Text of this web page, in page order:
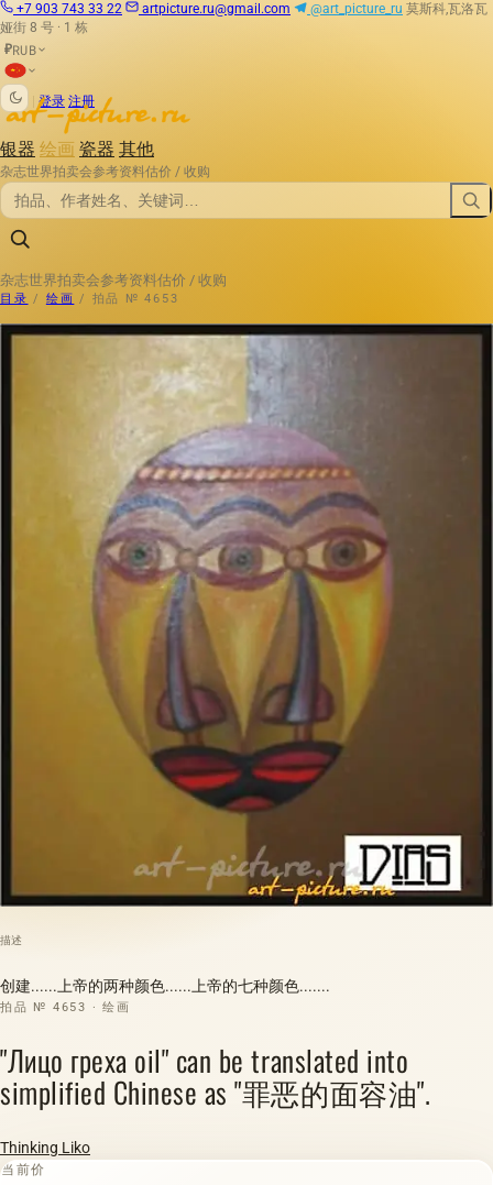
+7 903 743 33 22 artpicture.ru@gmail.com @art_picture_ru 莫斯科,瓦洛瓦
娅街 8 号 · 1 栋
₽RUB
登录 注册
银器 绘画 瓷器 其他
杂志世界拍卖会参考资料估价 / 收购
杂志世界拍卖会参考资料估价 / 收购
目录 / 绘画 / 拍品 № 4653
描述
创建......上帝的两种颜色......上帝的七种颜色.......
拍品 № 4653 · 绘画
"Лицо греха oil" can be translated into
simplified Chinese as "罪恶的面容油".
Thinking Liko
当前价